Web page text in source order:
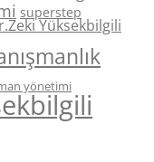
superstep
Yüksekbilgili
yönetimi